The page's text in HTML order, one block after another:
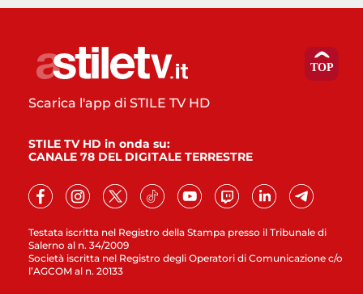
Testata iscritta nel Registro della Stampa presso il Tribunale di
Salerno al n. 34/2009
Società iscritta nel Registro degli Operatori di Comunicazione c/o
l’AGCOM al n. 20133
Scarica l'app di STILE TV HD
STILE TV HD in onda su:
CANALE 78 DEL DIGITALE TERRESTRE